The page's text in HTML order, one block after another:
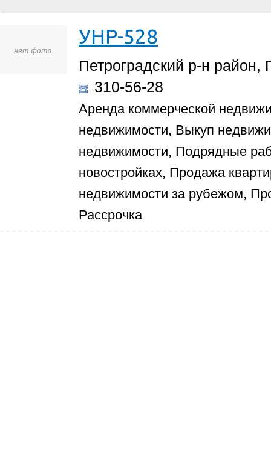
УНР-528
Петроградский р-н район,
310-56-28
Аренда коммерческой
недвижимости, Выкуп
недвижимости, Подрядные
новостройках, Продажа
недвижимости за рубежом,
Рассрочка